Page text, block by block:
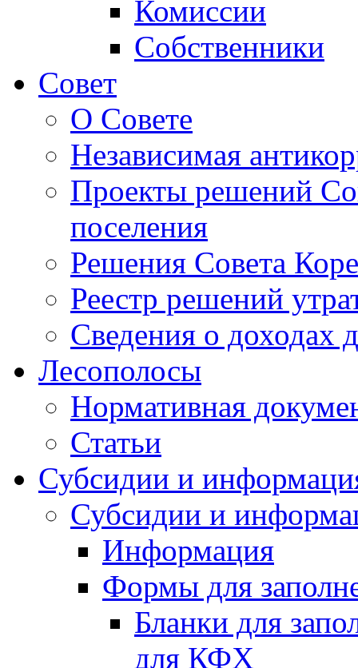
Комиссии
Собственники
Совет
О Совете
Независимая
Проекты решений
поселения
Решения Совета
Реестр решений
Сведения о доходах
Лесополосы
Нормативная
Статьи
Субсидии и
Субсидии и
Информация
Формы для
Бланки для
для КФХ